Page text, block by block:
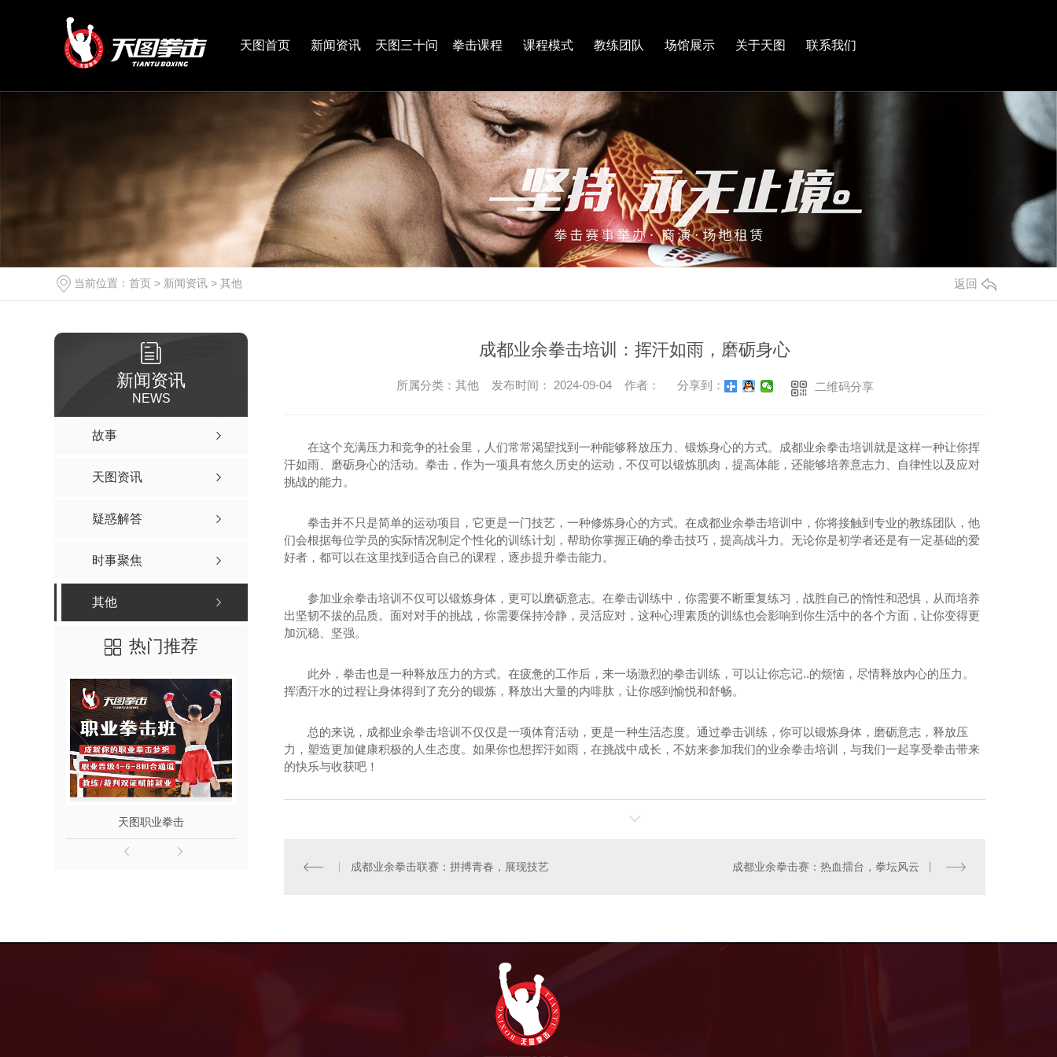
天图首页 新闻资讯 天图三十问 拳击课程 课程模式 教练团队 场馆展示 关于天图 联系我们
当前位置： 首页 > 新闻资讯 > 其他 返回
新闻资讯
NEWS
故事
天图资讯
疑惑解答
时事聚焦
其他
热门推荐
天图职业拳击
成都业余拳击培训：挥汗如雨，磨砺身心
所属分类：其他 发布时间： 2024-09-04 作者： 分享到： 二维码分享
在这个充满压力和竞争的社会里，人们常常渴望找到一种能够释放压力、锻炼身心的方式。成都业余拳击培训就是这样一种让你挥
汗如雨、磨砺身心的活动。拳击，作为一项具有悠久历史的运动，不仅可以锻炼肌肉，提高体能，还能够培养意志力、自律性以及应对
挑战的能力。
拳击并不只是简单的运动项目，它更是一门技艺，一种修炼身心的方式。在成都业余拳击培训中，你将接触到专业的教练团队，他
们会根据每位学员的实际情况制定个性化的训练计划，帮助你掌握正确的拳击技巧，提高战斗力。无论你是初学者还是有一定基础的爱
好者，都可以在这里找到适合自己的课程，逐步提升拳击能力。
参加业余拳击培训不仅可以锻炼身体，更可以磨砺意志。在拳击训练中，你需要不断重复练习，战胜自己的惰性和恐惧，从而培养
出坚韧不拔的品质。面对对手的挑战，你需要保持冷静，灵活应对，这种心理素质的训练也会影响到你生活中的各个方面，让你变得更
加沉稳、坚强。
此外，拳击也是一种释放压力的方式。在疲惫的工作后，来一场激烈的拳击训练，可以让你忘记..的烦恼，尽情释放内心的压力。
挥洒汗水的过程让身体得到了充分的锻炼，释放出大量的内啡肽，让你感到愉悦和舒畅。
总的来说，成都业余拳击培训不仅仅是一项体育活动，更是一种生活态度。通过拳击训练，你可以锻炼身体，磨砺意志，释放压
力，塑造更加健康积极的人生态度。如果你也想挥汗如雨，在挑战中成长，不妨来参加我们的业余拳击培训，与我们一起享受拳击带来
的快乐与收获吧！
成都业余拳击联赛：拼搏青春，展现技艺 成都业余拳击赛：热血擂台，拳坛风云